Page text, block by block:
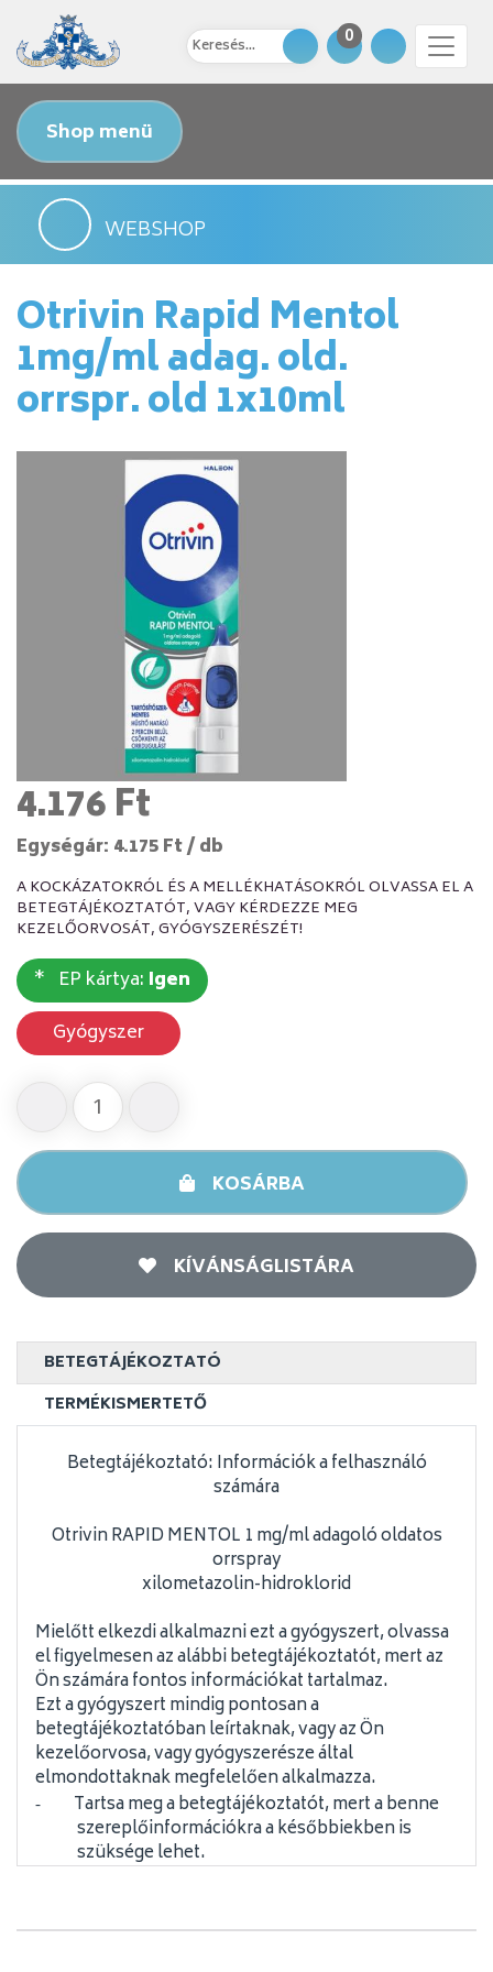
0
Shop menü
WEBSHOP
Otrivin Rapid Mentol
1mg/ml adag. old.
orrspr. old 1x10ml
4.176 Ft
Egységár: 4.175 Ft / db
A KOCKÁZATOKRÓL ÉS A MELLÉKHATÁSOKRÓL OLVASSA EL A
BETEGTÁJÉKOZTATÓT, VAGY KÉRDEZZE MEG
KEZELŐORVOSÁT, GYÓGYSZERÉSZÉT!
EP kártya: Igen
Gyógyszer
KOSÁRBA
KÍVÁNSÁGLISTÁRA
BETEGTÁJÉKOZTATÓ
TERMÉKISMERTETŐ
Betegtájékoztató: Információk a felhasználó
számára
Otrivin RAPID MENTOL 1 mg/ml adagoló oldatos
orrspray
xilometazolin-hidroklorid
Mielőtt elkezdi alkalmazni ezt a gyógyszert, olvassa
el figyelmesen az alábbi betegtájékoztatót, mert az
Ön számára fontos információkat tartalmaz.
Ezt a gyógyszert mindig pontosan a
betegtájékoztatóban leírtaknak, vagy az Ön
kezelőorvosa, vagy gyógyszerésze által
elmondottaknak megfelelően alkalmazza.
-
Tartsa meg a betegtájékoztatót, mert a benne
szereplőinformációkra a későbbiekben is
szüksége lehet.
-
Ha Önnél bármilyen mellékhatás jelentkezik,